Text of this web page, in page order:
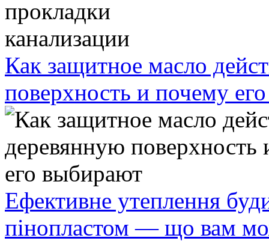
Как защитное масло
поверхность и почему
Ефективне утеплення
пінопластом — що вам